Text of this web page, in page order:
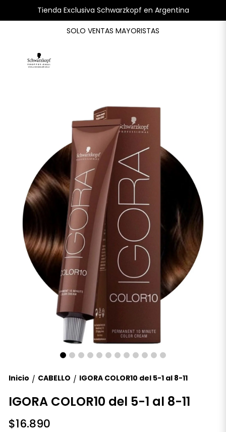
Tienda Exclusiva Schwarzkopf en Argentina
SOLO VENTAS MAYORISTAS
Inicio / CABELLO / IGORA COLOR10 del 5-1 al 8-11
IGORA COLOR10 del 5-1 al 8-11
$16.890